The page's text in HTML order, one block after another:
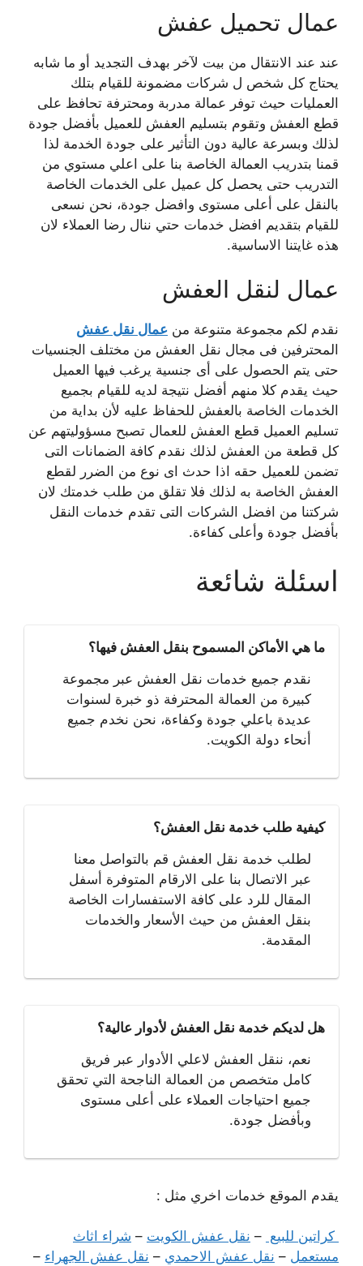
عمال تحميل عفش
عند عند الانتقال من بيت لآخر بهدف التجديد أو ما شابه
يحتاج كل شخص ل شركات مضمونة للقيام بتلك
العمليات حيث توفر عمالة مدربة ومحترفة تحافظ على
قطع العفش وتقوم بتسليم العفش للعميل بأفضل جودة
لذلك وبسرعة عالية دون التأثير على جودة الخدمة لذا
قمنا بتدريب العمالة الخاصة بنا على اعلي مستوي من
التدريب حتى يحصل كل عميل على الخدمات الخاصة
بالنقل على أعلى مستوى وافضل جودة، نحن نسعى
للقيام بتقديم افضل خدمات حتي ننال رضا العملاء لان
هذه غايتنا الاساسية.
عمال لنقل العفش
نقدم لكم مجموعة متنوعة من عمال نقل عفش
المحترفين فى مجال نقل العفش من مختلف الجنسيات
حتى يتم الحصول على أى جنسية يرغب فيها العميل
حيث يقدم كلا منهم أفضل نتيجة لديه للقيام بجميع
الخدمات الخاصة بالعفش للحفاظ عليه لأن بداية من
تسليم العميل قطع العفش للعمال تصبح مسؤوليتهم عن
كل قطعة من العفش لذلك نقدم كافة الضمانات التى
تضمن للعميل حقه اذا حدث اى نوع من الضرر لقطع
العفش الخاصة به لذلك فلا تقلق من طلب خدمتك لان
شركتنا من افضل الشركات التى تقدم خدمات النقل
بأفضل جودة وأعلى كفاءة.
اسئلة شائعة
ما هي الأماكن المسموح بنقل العفش فيها؟
نقدم جميع خدمات نقل العفش عبر مجموعة
كبيرة من العمالة المحترفة ذو خبرة لسنوات
عديدة باعلي جودة وكفاءة، نحن نخدم جميع
أنحاء دولة الكويت.
كيفية طلب خدمة نقل العفش؟
لطلب خدمة نقل العفش قم بالتواصل معنا
عبر الاتصال بنا على الارقام المتوفرة أسفل
المقال للرد على كافة الاستفسارات الخاصة
بنقل العفش من حيث الأسعار والخدمات
المقدمة.
هل لديكم خدمة نقل العفش لأدوار عالية؟
نعم، ننقل العفش لاعلي الأدوار عبر فريق
كامل متخصص من العمالة الناجحة التي تحقق
جميع احتياجات العملاء على أعلى مستوى
وبأفضل جودة.
يقدم الموقع خدمات اخري مثل :
كراتين للبيع – نقل عفش الكويت – شراء اثاث
مستعمل – نقل عفش الاحمدي – نقل عفش الجهراء –